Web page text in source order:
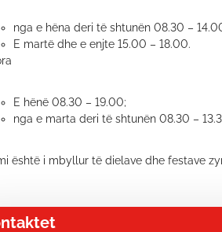
nga e hëna deri të shtunën 08.30 –
E martë dhe e enjte 15.00 – 18.00.
E hënë 08.30 – 19.00;
nga e marta deri të shtunën 08.30 –
është i mbyllur të dielave dhe festave